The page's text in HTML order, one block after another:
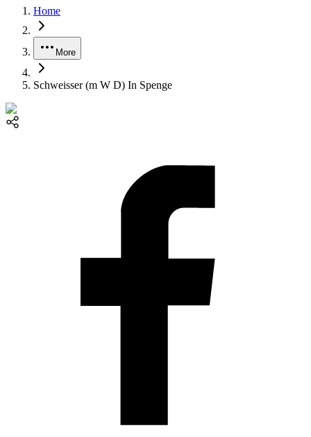
Home
More
Schweisser (m W D) In Spenge